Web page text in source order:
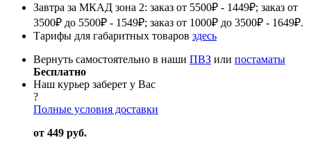
Завтра за МКАД зона 2: заказ от 5500₽ - 1449₽; заказ от
3500₽ до 5500₽ - 1549₽; заказ от 1000₽ до 3500₽ - 1649₽.
Тарифы для габаритных товаров здесь
Вернуть самостоятельно в наши ПВЗ или постаматы
Бесплатно
Наш курьер заберет у Вас
?
Полные условия доставки
от 449 руб.